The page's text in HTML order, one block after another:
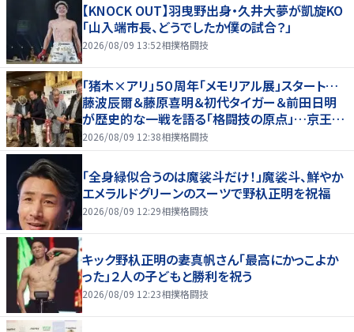
【KNOCK OUT】羽曳野出身・久井大夢が凱旋KO
「山入端市長、どうでしたか僕の試合？」
2026/08/09 13:52相撲格闘技
「猪木×アリ」５０周年「メモリアル展」スタート…
藤波辰爾＆藤原喜明＆初代タイガー＆前田日明
が歴史的な一戦を語る「格闘技の原点」…京王プ
ラザホテルで３１日まで
2026/08/09 12:38相撲格闘技
「全身緑似合うのは魔裟斗だけ！」魔裟斗、鮮やか
エメラルドグリーンのスーツで野杁正明を祝福
2026/08/09 12:29相撲格闘技
キック野杁正明の妻真帆さん「最高にかっこよか
った」２人の子どもと勝利を祝う
2026/08/09 12:23相撲格闘技